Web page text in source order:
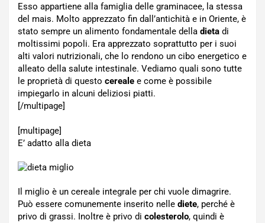
Esso appartiene alla famiglia delle graminacee, la stessa
del mais. Molto apprezzato fin dall’antichità e in Oriente, è
stato sempre un alimento fondamentale della dieta di
moltissimi popoli. Era apprezzato soprattutto per i suoi
alti valori nutrizionali, che lo rendono un cibo energetico e
alleato della salute intestinale. Vediamo quali sono tutte
le proprietà di questo cereale e come è possibile
impiegarlo in alcuni deliziosi piatti.
[/multipage]
[multipage]
E’ adatto alla dieta
Il miglio è un cereale integrale per chi vuole dimagrire.
Può essere comunemente inserito nelle diete, perché è
privo di grassi. Inoltre è privo di colesterolo, quindi è